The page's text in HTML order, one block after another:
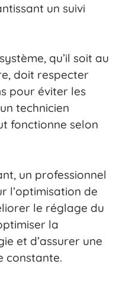
un suivi
qu’il soit au
doit respecter
pour éviter les
technicien
fonctionne selon
un professionnel
l’optimisation de
le réglage du
la
et d’assurer une
constante.